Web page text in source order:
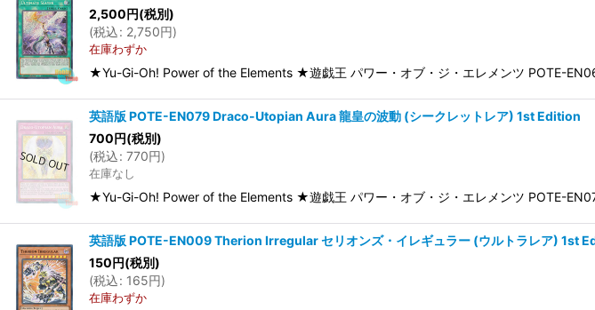
2,500円(税別)
(税込: 2,750円)
在庫わずか
★Yu-Gi-Oh! Power of the Elements ★遊戯王 パワー・オブ・ジ・エレメンツ POTE-
英語版 POTE-EN079 Draco-Utopian Aura 龍皇の波動 (シークレットレア) 1st Edition
700円(税別)
(税込: 770円)
在庫なし
★Yu-Gi-Oh! Power of the Elements ★遊戯王 パワー・オブ・ジ・エレメンツ POTE-
英語版 POTE-EN009 Therion Irregular セリオンズ・イレギュラー (ウルトラレア) 1st
150円(税別)
(税込: 165円)
在庫わずか